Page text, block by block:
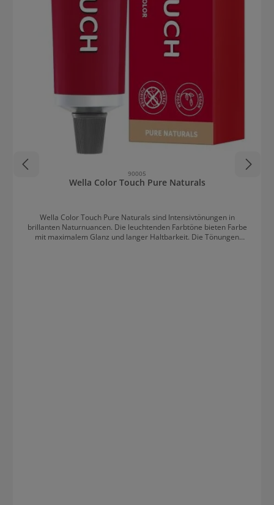
90005
Wella Color Touch Pure Naturals
Wella Color Touch Pure Naturals sind Intensivtönungen in
brillanten Naturnuancen. Die leuchtenden Farbtöne bieten Farbe
mit maximalem Glanz und langer Haltbarkeit. Die Tönungen